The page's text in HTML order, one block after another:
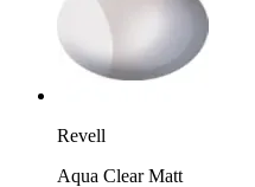
Revell
Aqua Clear Matt